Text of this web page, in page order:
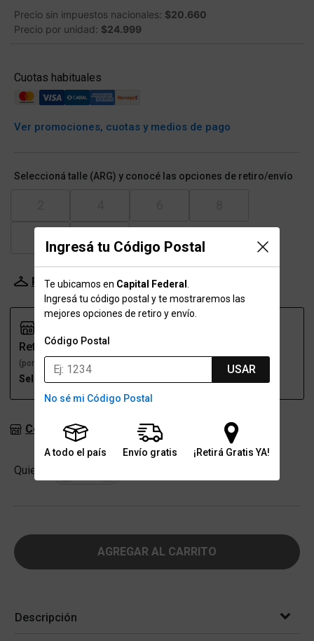
Ingresá tu Código Postal
Te ubicamos en Capital Federal
Ingresá tu código postal y te mostraremos las
mejores opciones de retiro y envío.
Código Postal
USAR
No sé mi Código Postal
A todo el país Envío gratis ¡Retirá Gratis YA!
Precio sin impuestos nacionales: $20.660
Precio por unidad: $24.999
Cuotas habituales
Ver promociones, cuotas y medios de pago
Seleccioná talle (ARG) y conocé las opciones de retiro/envío
Probador Virtual Tabla de talles
Retiro
(por una sucursal)
Seleccioná talle
Consultar stock en sucursales
Quiero
AGREGAR AL CARRITO
Descripción